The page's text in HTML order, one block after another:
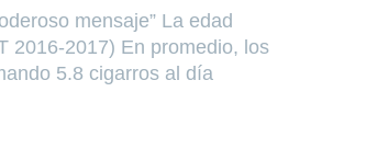
mensaje” La edad
2016-2017) En promedio, los
5.8 cigarros al día